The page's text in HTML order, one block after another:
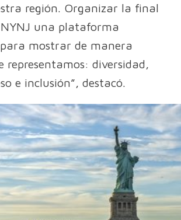
región. Organizar la final
una plataforma
mostrar de manera
representamos: diversidad,
e inclusión”, destacó.